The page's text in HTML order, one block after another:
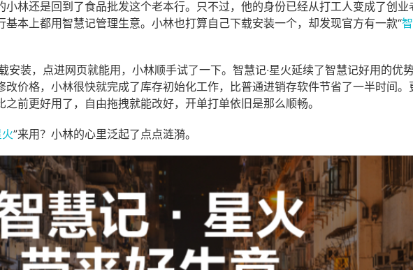
小林还是回到了食品批发这个老本行。只不过，他的身份已经从打工人变成了创业
基本上都用智慧记管理生意。小林也打算自己下载安装一个，却发现官方有一款“
安装，点进网页就能用，小林顺手试了一下。智慧记·星火延续了智慧记好用的优
改价格，小林很快就完成了库存初始化工作，比普通进销存软件节省了一半时间。
前更好用了，自由拖拽就能改好，开单打单依旧是那么顺畅。
”来用？小林的心里泛起了点点涟漪。